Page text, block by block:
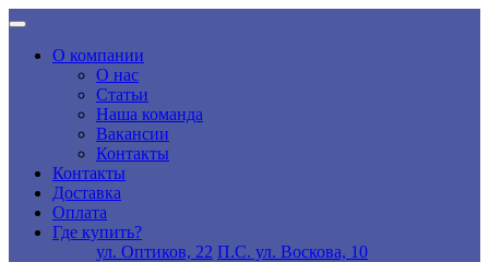
О компании
О нас
Статьи
Наша команда
Вакансии
Контакты
Контакты
Доставка
Оплата
Где купить?
ул. Оптиков, 22 П.С. ул. Воскова, 10